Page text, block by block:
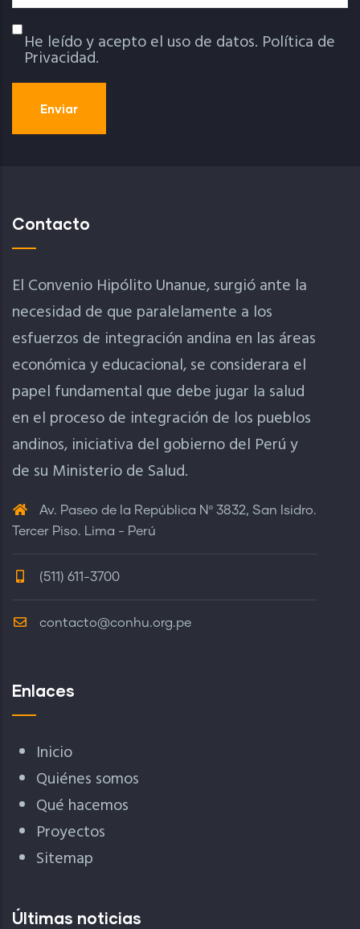
Política De Privacidad
He leído y acepto el uso de datos. Política de
Privacidad.
Contacto
El Convenio Hipólito Unanue, surgió ante la
necesidad de que paralelamente a los
esfuerzos de integración andina en las áreas
económica y educacional, se considerara el
papel fundamental que debe jugar la salud
en el proceso de integración de los pueblos
andinos, iniciativa del gobierno del Perú y
de su Ministerio de Salud.
Av. Paseo de la República Nº 3832, San Isidro.
Tercer Piso. Lima - Perú
(511) 611-3700
contacto@conhu.org.pe
Enlaces
Inicio
Quiénes somos
Qué hacemos
Proyectos
Sitemap
Últimas noticias